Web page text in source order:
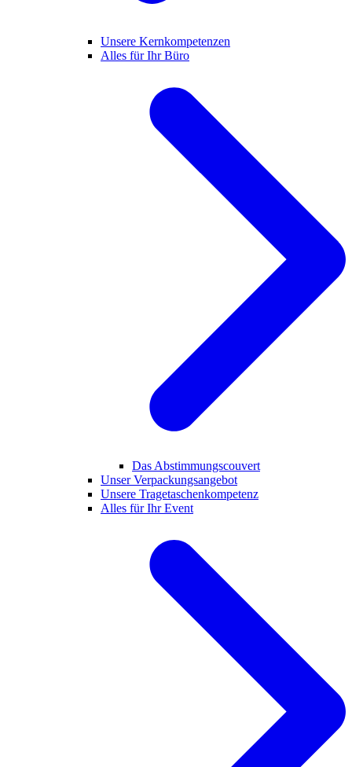
Unsere Kernkompetenzen
Alles für Ihr Büro
Das Abstimmungscouvert
Unser Verpackungsangebot
Unsere Tragetaschenkompetenz
Alles für Ihr Event